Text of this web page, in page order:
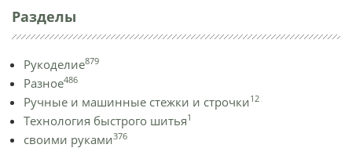
Разделы
Рукоделие879
Разное486
Ручные и машинные стежки и строчки12
Технология быстрого шитья1
своими руками376